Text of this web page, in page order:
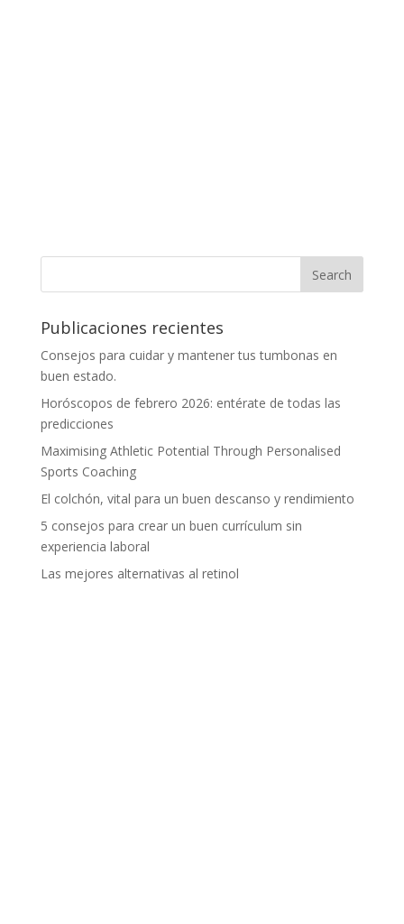
Publicaciones recientes
Consejos para cuidar y mantener tus tumbonas en
buen estado.
Horóscopos de febrero 2026: entérate de todas las
predicciones
Maximising Athletic Potential Through Personalised
Sports Coaching
El colchón, vital para un buen descanso y rendimiento
5 consejos para crear un buen currículum sin
experiencia laboral
Las mejores alternativas al retinol